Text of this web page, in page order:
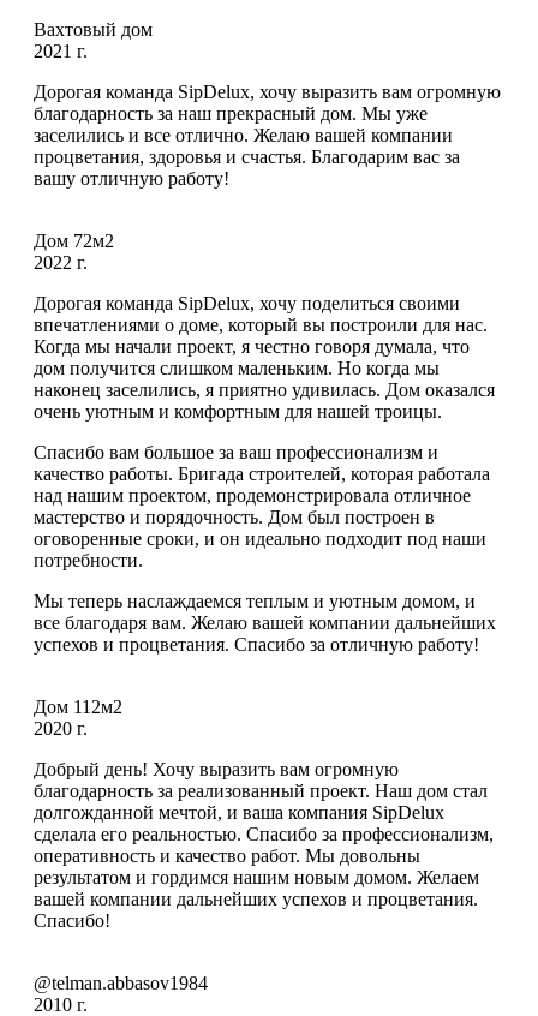
Вахтовый дом
2021 г.
Дорогая команда SipDelux, хочу выразить вам огромную
благодарность за наш прекрасный дом. Мы уже
заселились и все отлично. Желаю вашей компании
процветания, здоровья и счастья. Благодарим вас за
вашу отличную работу!
Дом 72м2
2022 г.
Дорогая команда SipDelux, хочу поделиться своими
впечатлениями о доме, который вы построили для нас.
Когда мы начали проект, я честно говоря думала, что
дом получится слишком маленьким. Но когда мы
наконец заселились, я приятно удивилась. Дом оказался
очень уютным и комфортным для нашей троицы.
Спасибо вам большое за ваш профессионализм и
качество работы. Бригада строителей, которая работала
над нашим проектом, продемонстрировала отличное
мастерство и порядочность. Дом был построен в
оговоренные сроки, и он идеально подходит под наши
потребности.
Мы теперь наслаждаемся теплым и уютным домом, и
все благодаря вам. Желаю вашей компании дальнейших
успехов и процветания. Спасибо за отличную работу!
Дом 112м2
2020 г.
Добрый день! Хочу выразить вам огромную
благодарность за реализованный проект. Наш дом стал
долгожданной мечтой, и ваша компания SipDelux
сделала его реальностью. Спасибо за профессионализм,
оперативность и качество работ. Мы довольны
результатом и гордимся нашим новым домом. Желаем
вашей компании дальнейших успехов и процветания.
Спасибо!
@telman.abbasov1984
2010 г.